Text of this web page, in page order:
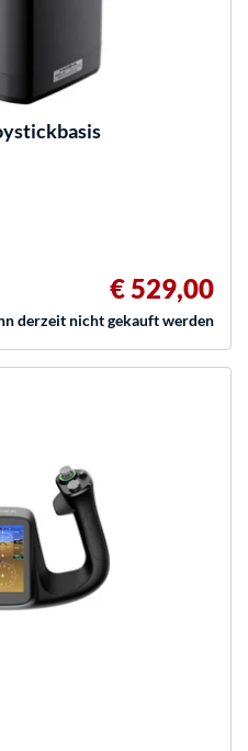
€ 529,00
derzeit nicht gekauft werden